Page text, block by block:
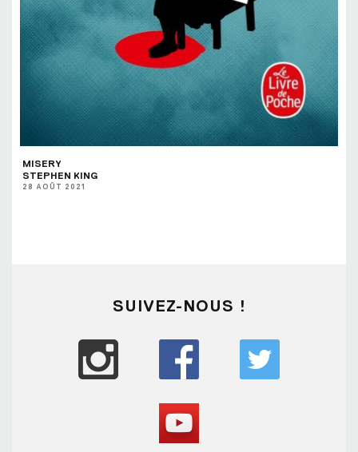
MISERY
STEPHEN KING
28 AOÛT 2021
SUIVEZ-NOUS !